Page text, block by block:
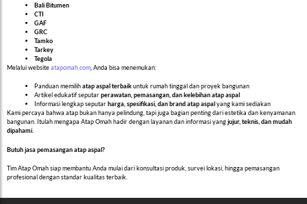
Bali Bitumen
CTI
GAF
GRC
Tamko
Tarkey
Tegola
Melalui websiteatapomah.com , Anda bisa menemukan:
Panduan memilihatap aspal terbaikuntuk rumah tinggal dan proyek bangunan
Artikel edukatif seputarperawatan, pemasangan, dan kelebihan atap aspal
Informasi lengkap seputarharga, spesifikasi, dan brand atap aspalyang kami sediakan
Kami percaya bahwa atap bukan hanya pelindung, tapi juga bagian penting dari estetika dan kenyamanan
bangunan. Itulah mengapa Atap Omah hadir dengan layanan dan informasi yangjujur, teknis, dan mudah
dipahami
Butuh jasa pemasangan atap aspal?
Tim Atap Omah siap membantu Anda mulai dari konsultasi produk, survei lokasi, hingga pemasangan
profesional dengan standar kualitas terbaik.